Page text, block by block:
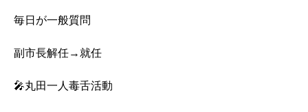
毎日が一般質問
副市長解任→就任
🎤丸田一人毒舌活動